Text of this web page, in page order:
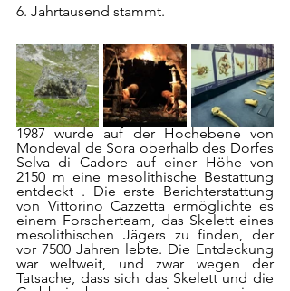
6. Jahrtausend stammt.
1987 wurde auf der Hochebene von
Mondeval de Sora oberhalb des Dorfes
Selva di Cadore auf einer Höhe von
2150 m eine mesolithische Bestattung
entdeckt . Die erste Berichterstattung
von Vittorino Cazzetta ermöglichte es
einem Forscherteam, das Skelett eines
mesolithischen Jägers zu finden, der
vor 7500 Jahren lebte. Die Entdeckung
war weltweit, und zwar wegen der
Tatsache, dass sich das Skelett und die